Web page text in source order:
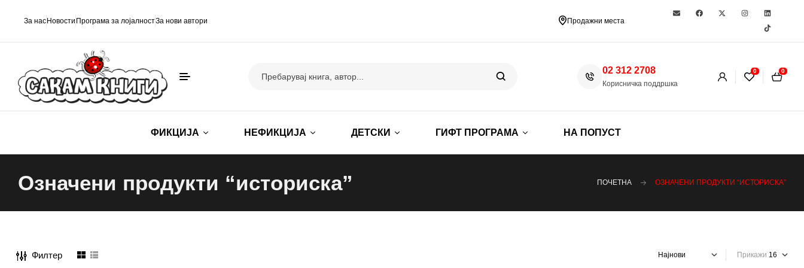
За нас Новости Програма за лојалностЗа нови автори Продажни места
02 312 2708
Корисничка поддршка
0 0
ФИКЦИЈА НЕФИКЦИЈА ДЕТСКИ ГИФТ ПРОГРАМА НА ПОПУСТ
Означени продукти “историска” ПОЧЕТНА ОЗНАЧЕНИ ПРОДУКТИ “ИСТОРИСКА”
Филтер Прикажи